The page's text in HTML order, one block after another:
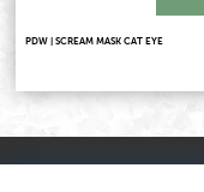
PDW | SCREAM MASK CAT EYE